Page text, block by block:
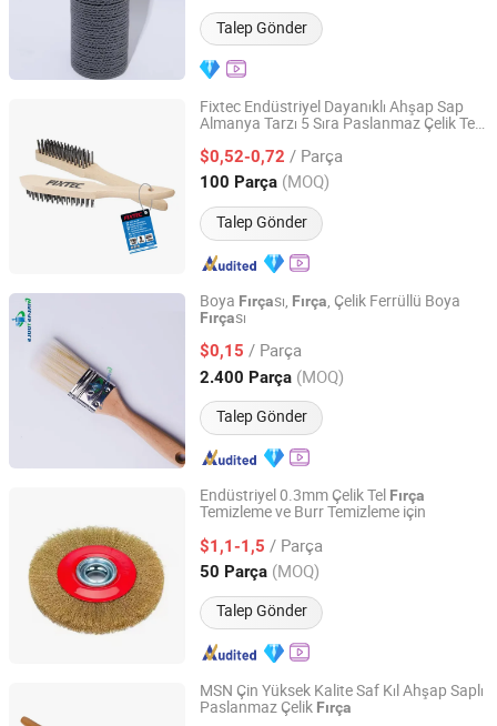
Talep Gönder
Fixtec Endüstriyel Dayanıklı Ahşap Sap
Almanya Tarzı 5 Sıra Paslanmaz Çelik Tel
$0,52-0,72 / Parça
100 Parça (MOQ)
Talep Gönder
Jiangsu, China Fiyat 2011
Boya Fırçası, Fırça, Çelik Ferrüllü Boya
Fırçası
$0,15 / Parça
2.400 Parça (MOQ)
Talep Gönder
ANHUI WINLAS IMPORT AND EXPORT CO., LTD.
Anhui, China Fiyat 2019
Endüstriyel 0.3mm Çelik Tel Fırça
Temizleme ve Burr Temizleme için
$1,1-1,5 / Parça
50 Parça (MOQ)
Talep Gönder
Dezhou Shengxiang Metal Product Co., Ltd.
Shandong, China Fiyat 2024
MSN Çin Yüksek Kalite Saf Kıl Ahşap Saplı
Paslanmaz Çelik Fırça
Starmatrix Group Inc.